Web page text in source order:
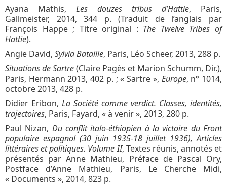
Ayana Mathis, Les douzes tribus d’Hattie, Paris,
Gallmeister, 2014, 344 p. (Traduit de l’anglais par
François Happe ; Titre original : The Twelve Tribes of
Hattie).
Angie David, Sylvia Bataille, Paris, Léo Scheer, 2013, 288 p.
Situations de Sartre(Claire Pagès et Marion Schumm, Dir.),
Paris, Hermann 2013, 402 p. ; « Sartre », Europe, n° 1014,
octobre 2013, 428 p.
Didier Eribon, La Société comme verdict. Classes, identités,
trajectoires, Paris, Fayard, « à venir », 2013, 280 p.
Paul Nizan, Du conflit italo-éthiopien à la victoire du Front
populaire espagnol (30 juin 1935-18 juillet 1936), Articles
littéraires et politiques. Volume II, Textes réunis, annotés et
présentés par Anne Mathieu, Préface de Pascal Ory,
Postface d’Anne Mathieu, Paris, Le Cherche Midi,
« Documents », 2014, 823 p.